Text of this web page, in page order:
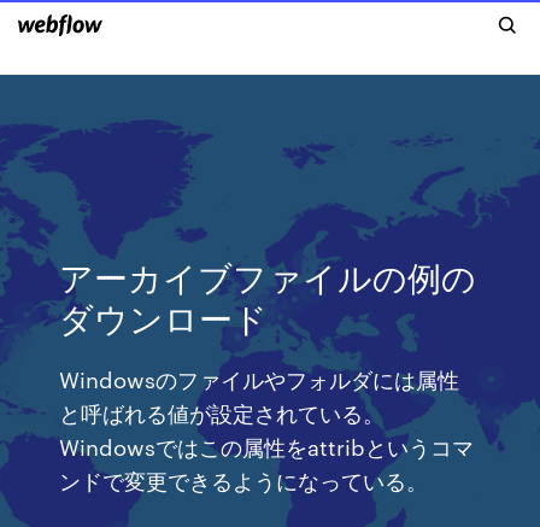
アーカイブファイルの例の
ダウンロード
Windowsのファイルやフォルダには属性
と呼ばれる値が設定されている。
Windowsではこの属性をattribというコマ
ンドで変更できるようになっている。